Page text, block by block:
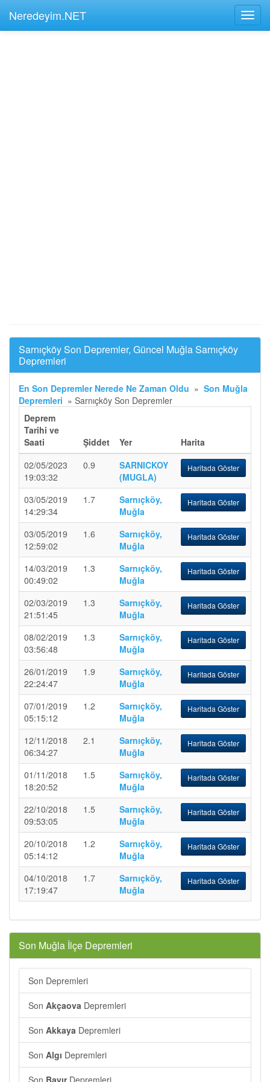
Neredeyim.NET
Sarnıçköy Son Depremler, Güncel Muğla Sarnıçköy
Depremleri
En Son Depremler Nerede Ne Zaman Oldu » Son Muğla
Depremleri » Sarnıçköy Son Depremler
Deprem
Tarihi ve
Saati
Şiddet Yer
Harita
02/05/2023
19:03:32
0.9
SARNICKOY
(MUGLA)
Haritada Göster
03/05/2019
14:29:34
1.7
Sarnıçköy,
Muğla
Haritada Göster
03/05/2019
12:59:02
1.6
Sarnıçköy,
Muğla
Haritada Göster
14/03/2019
00:49:02
1.3
Sarnıçköy,
Muğla
Haritada Göster
02/03/2019
21:51:45
1.3
Sarnıçköy,
Muğla
Haritada Göster
08/02/2019
03:56:48
1.3
Sarnıçköy,
Muğla
Haritada Göster
26/01/2019
22:24:47
1.9
Sarnıçköy,
Muğla
Haritada Göster
07/01/2019
05:15:12
1.2
Sarnıçköy,
Muğla
Haritada Göster
12/11/2018
06:34:27
2.1
Sarnıçköy,
Muğla
Haritada Göster
01/11/2018
18:20:52
1.5
Sarnıçköy,
Muğla
Haritada Göster
22/10/2018
09:53:05
1.5
Sarnıçköy,
Muğla
Haritada Göster
20/10/2018
05:14:12
1.2
Sarnıçköy,
Muğla
Haritada Göster
04/10/2018
17:19:47
1.7
Sarnıçköy,
Muğla
Haritada Göster
Son Muğla İlçe Depremleri
Son Depremleri
Son Akçaova Depremleri
Son Akkaya Depremleri
Son Algı Depremleri
Son BayırDepremleri